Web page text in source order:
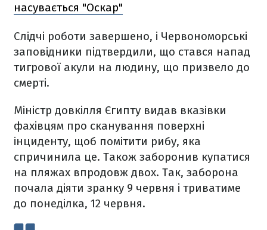
насувається "‎Оскар"
Слідчі роботи завершено, і Червономорські
заповідники підтвердили, що стався напад
тигрової акули на людину, що призвело до
смерті.
Міністр довкілля Єгипту видав вказівки
фахівцям про сканування поверхні
інциденту, щоб помітити рибу, яка
спричинила це. Також заборонив купатися
на пляжах впродовж двох. Так, заборона
почала діяти зранку 9 червня і триватиме
до понеділка, 12 червня.